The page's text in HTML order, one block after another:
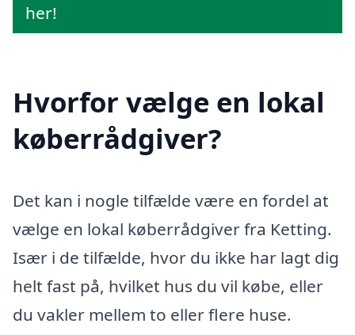
her!
Hvorfor vælge en lokal
køberrådgiver?
Det kan i nogle tilfælde være en fordel at
vælge en lokal køberrådgiver fra Ketting.
Især i de tilfælde, hvor du ikke har lagt dig
helt fast på, hvilket hus du vil købe, eller
du vakler mellem to eller flere huse.